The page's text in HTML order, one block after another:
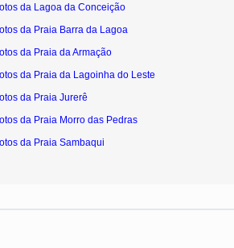
da Lagoa da Conceição
da Praia Barra da Lagoa
da Praia da Armação
da Praia da Lagoinha do Leste
da Praia Jurerê
da Praia Morro das Pedras
da Praia Sambaqui